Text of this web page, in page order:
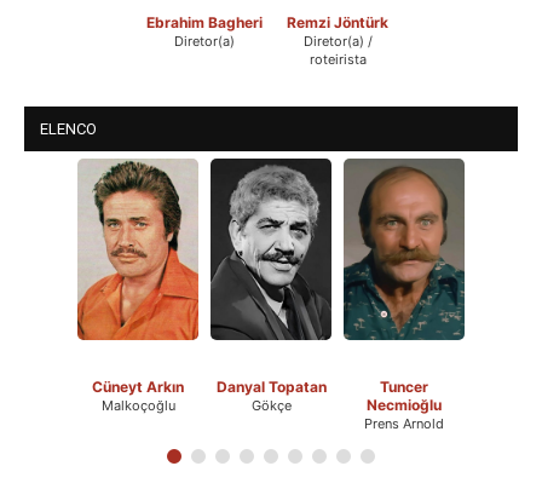
Ebrahim Bagheri
Diretor(a)
Remzi Jöntürk
Diretor(a) /
roteirista
ELENCO
Cüneyt Arkın
Malkoçoğlu
Danyal Topatan
Gökçe
Tuncer
Necmioğlu
Prens Arnold